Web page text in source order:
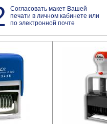
Согласовать макет Вашей
печати в личном кабинете или
по электронной почте